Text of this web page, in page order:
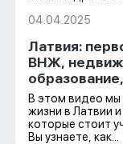
04.04.2025
Латвия:
ВНЖ,
В этом видео мы
жизни в Латвии
которые стоит
Вы узнаете, как...